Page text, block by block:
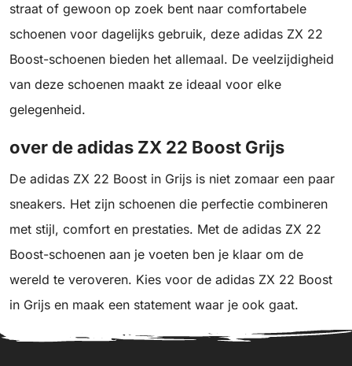
straat of gewoon op zoek bent naar comfortabele
schoenen voor dagelijks gebruik, deze adidas ZX 22
Boost-schoenen bieden het allemaal. De veelzijdigheid
van deze schoenen maakt ze ideaal voor elke
gelegenheid.
over de adidas ZX 22 Boost Grijs
De adidas ZX 22 Boost in Grijs is niet zomaar een paar
sneakers. Het zijn schoenen die perfectie combineren
met stijl, comfort en prestaties. Met de adidas ZX 22
Boost-schoenen aan je voeten ben je klaar om de
wereld te veroveren. Kies voor de adidas ZX 22 Boost
in Grijs en maak een statement waar je ook gaat.